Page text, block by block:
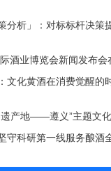
分析」：对标标杆决策
酒业博览会新闻发布会
文化黄酒在消费觉醒的
遗产地——遵义”主题文
守科研第一线服务酿酒